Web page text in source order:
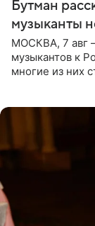
Бутман
музыканты
МОСКВА, 7 авг
музыкантов к
многие из них